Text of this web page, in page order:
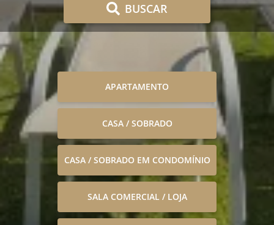
BUSCAR
APARTAMENTO
CASA / SOBRADO
CASA / SOBRADO EM CONDOMÍNIO
SALA COMERCIAL / LOJA